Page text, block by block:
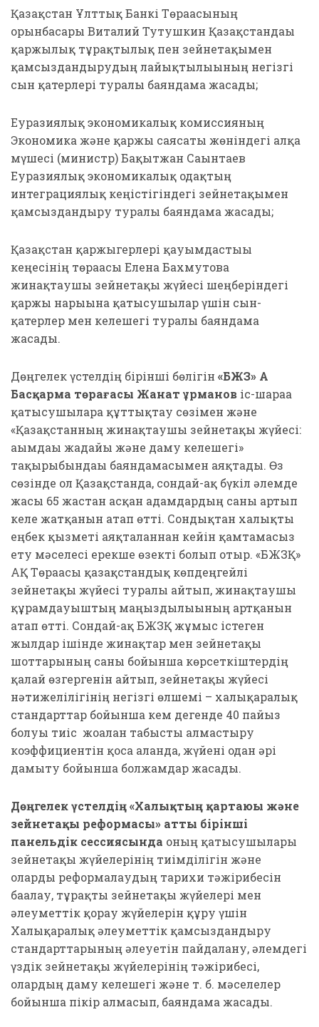
Қазақстан Ұлттық Банкі Төрағасының
орынбасары Виталий Тутушкин Қазақстандағы
қаржылық тұрақтылық пен зейнетақымен
қамсыздандырудың лайықтылығының негізгі
сын қатерлері туралы баяндама жасады;
Еуразиялық экономикалық комиссияның
Экономика және қаржы саясаты жөніндегі алқа
мүшесі (министр) Бақытжан Сағынтаев
Еуразиялық экономикалық одақтың
интеграциялық кеңістігіндегі зейнетақымен
қамсыздандыру туралы баяндама жасады;
Қазақстан қаржыгерлері қауымдастығы
кеңесінің төрағасы Елена Бахмутова
жинақтаушы зейнетақы жүйесі шеңберіндегі
қаржы нарығына қатысушылар үшін сын-
қатерлер мен келешегі туралы баяндама
жасады.
Дөңгелек үстелдің бірінші бөлігін «БЖЗҚ» АҚ
Басқарма төрағасы Жанат Құрманов іс-шараға
қатысушыларға құттықтау сөзімен және
«Қазақстанның жинақтаушы зейнетақы жүйесі:
ағымдағы жағдайы және даму келешегі»
тақырыбындағы баяндамасымен аяқтады. Өз
сөзінде ол Қазақстанда, сондай-ақ бүкіл әлемде
жасы 65 жастан асқан адамдардың саны артып
келе жатқанын атап өтті. Сондықтан халықты
еңбек қызметі аяқталғаннан кейін қамтамасыз
ету мәселесі ерекше өзекті болып отыр. «БЖЗҚ»
АҚ Төрағасы қазақстандық көпдеңгейлі
зейнетақы жүйесі туралы айтып, жинақтаушы
құрамдауыштың маңыздылығының артқанын
атап өтті. Сондай-ақ БЖЗҚ жұмыс істеген
жылдар ішінде жинақтар мен зейнетақы
шоттарының саны бойынша көрсеткіштердің
қалай өзгергенін айтып, зейнетақы жүйесі
нәтижелілігінің негізгі өлшемі – халықаралық
стандарттар бойынша кем дегенде 40 пайыз
болуы тиіс жоғалған табысты алмастыру
коэффициентін қоса алғанда, жүйені одан әрі
дамыту бойынша болжамдар жасады.
Дөңгелек үстелдің «Халықтың қартаюы және
зейнетақы реформасы» атты бірінші
панельдік сессиясында оның қатысушылары
зейнетақы жүйелерінің тиімділігін және
оларды реформалаудың тарихи тәжірибесін
бағалау, тұрақты зейнетақы жүйелері мен
әлеуметтік қорғау жүйелерін құру үшін
Халықаралық әлеуметтік қамсыздандыру
стандарттарының әлеуетін пайдалану, әлемдегі
үздік зейнетақы жүйелерінің тәжірибесі,
олардың даму келешегі және т. б. мәселелер
бойынша пікір алмасып, баяндама жасады.